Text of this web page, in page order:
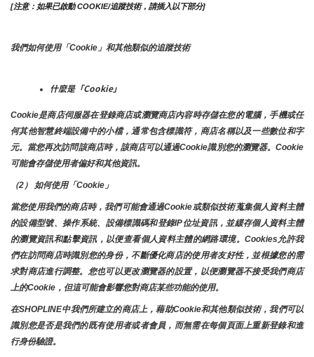
[注意：如果已啟動 COOKIE/追蹤技術，請插入以下部分]
我們如何使用「Cookie」和其他類似的追蹤技術
什麼是「Cookie」
Cookie是商店伺服器在登錄商店或瀏覽商店內容時存儲在您的電腦，手機或任
何其他智慧終端設備中的小檔，通常包含標識符，商店名稱以及一些數位和字
元。當您再次訪問該商店時，該商店可以通過Cookie識別您的瀏覽器。Cookie
可能會存儲使用者偏好和其他資訊。
（2） 如何使用「Cookie」
當您使用我們的商店時，我們可能會通過Cookie或類似技術蒐集個人資料主體
的設備型號、操作系統、設備標識碼和登錄IP位址資訊，並緩存個人資料主體
的瀏覽資訊和點擊資訊，以便查看個人資料主體的網路環境。Cookies允許我
們在訪問商店時識別您的身份，不斷優化商店的使用者友好性，並根據您的需
求對商店進行調整。您也可以更改瀏覽器的設置，以便瀏覽器不接受我們商店
上的Cookie，但這可能會影響您對商店某些功能的使用。
在SHOPLINE中我們所建立的商店上，藉助Cookie和其他類似技術，我們可以
識別您是否是我們的既有使用者或者會員，而無需在每個頁面上重新登錄和進
行身份驗證。